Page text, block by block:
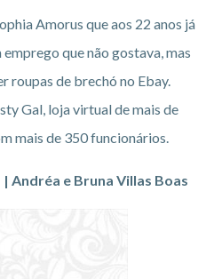
Amorus que aos 22 anos já
que não gostava, mas
roupas de brechó no Ebay.
Gal, loja virtual de mais de
mais de 350 funcionários.
Andréa e Bruna Villas Boas